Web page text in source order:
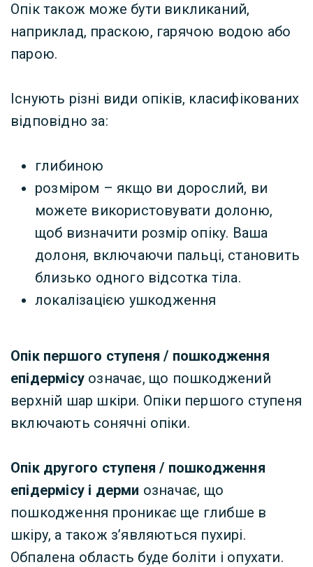
Опік також може бути викликаний,
наприклад, праскою, гарячою водою або
парою.
Існують різні види опіків, класифікованих
відповідно за:
глибиною
розміром – якщо ви дорослий, ви
можете використовувати долоню,
щоб визначити розмір опіку. Ваша
долоня, включаючи пальці, становить
близько одного відсотка тіла.
локалізацією ушкодження
Опік першого ступеня / пошкодження
епідермісу означає, що пошкоджений
верхній шар шкіри. Опіки першого ступеня
включають сонячні опіки.
Опік другого ступеня / пошкодження
епідермісу і дерми означає, що
пошкодження проникає ще глибше в
шкіру, а також з’являються пухирі.
Обпалена область буде боліти і опухати.